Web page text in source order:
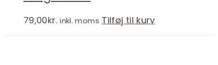
79,00kr. inkl. moms Tilføj til kurv